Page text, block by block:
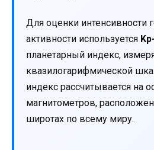
Для оценки интенсивности
активности используется
планетарный индекс,
квазилогарифмической
индекс рассчитывается на
магнитометров,
широтах по всему миру.